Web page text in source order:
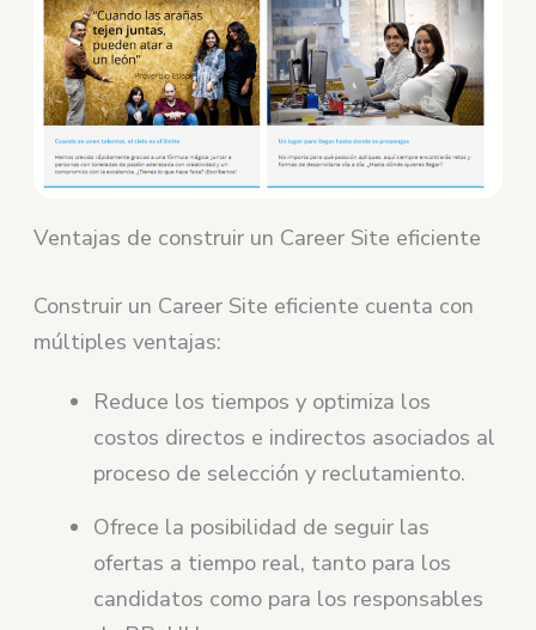
Ventajas de construir un Career Site eficiente
Construir un Career Site eficiente cuenta con
múltiples ventajas:
Reduce los tiempos y optimiza los
costos directos e indirectos asociados al
proceso de selección y reclutamiento.
Ofrece la posibilidad de seguir las
ofertas a tiempo real, tanto para los
candidatos como para los responsables